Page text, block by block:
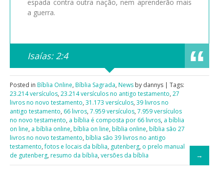
espada contra outra nação, nem aprenderão mais
a guerra.
Isaías: 2:4
Posted in Bíblia Online, Bíblia Sagrada, News by dannys | Tags:
23.214 versículos, 23.214 versículos no antigo testamento, 27
livros no novo testamento, 31.173 versículos, 39 livros no
antigo testamento, 66 livros, 7.959 versículos, 7.959 versículos
no novo testamento, a bíblia é composta por 66 livros, a bíblia
on line, a bíblia online, bíblia on line, bíblia online, bíblia são 27
livros no novo testamento, bíblia são 39 livros no antigo
testamento,fotos e locais da bíblia, gutenberg, o prelo manual
de gutenberg, resumo da bíblia, versões da bíblia